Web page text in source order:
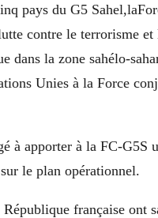
pays du G5
contre le terrorisme
dans la zone sahélo-
Unies à la Force
à apporter à la FC-G5S
le plan opérationnel.
française ont